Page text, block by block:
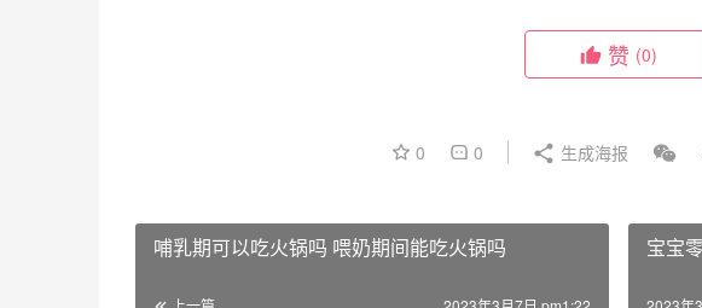
赞 (0)
0 0 生成海报
哺乳期可以吃火锅吗 喂奶期间能吃火锅吗 宝宝